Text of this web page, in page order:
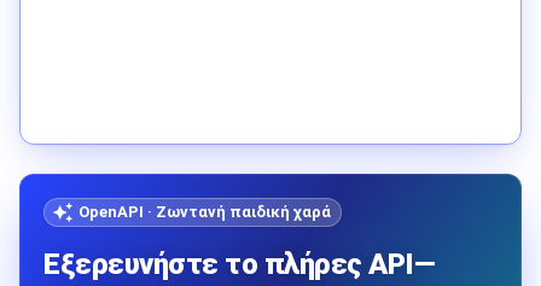
OpenAPI · Ζωντανή παιδική χαρά
Εξερευνήστε το πλήρες API—